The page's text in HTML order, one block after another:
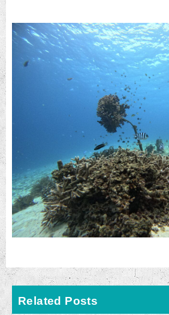
Related Posts